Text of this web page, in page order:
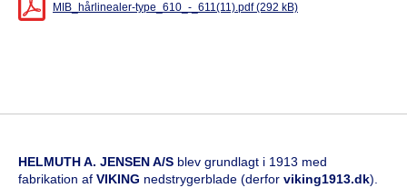
MIB_hårlinealer-type_610_-_611(11).pdf (292 kB)
HELMUTH A. JENSEN A/S blev grundlagt i 1913 med
fabrikation af VIKING nedstrygerblade (derfor viking1913.dk).